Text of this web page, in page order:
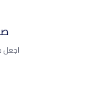
اجعل